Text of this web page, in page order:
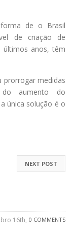
de o Brasil
de criação de
últimos anos, têm
prorrogar medidas
aumento do
única solução é o
NEXT POST
0 COMMENTS
16th,